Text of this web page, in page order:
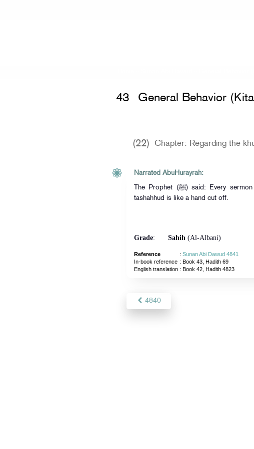
43 General Behavior
(22) Chapter: Regarding the
Narrated AbuHurayrah:
The Prophet (ﷺ) said: Every sermon which does not contain a
tashahhud is like a hand cut off.
Grade: Sahih(Al-Albani)
Reference : Sunan Abi Dawud 4841
In-book reference : Book 43, Hadith 69
English translation: Book 42, Hadith 4823
4840